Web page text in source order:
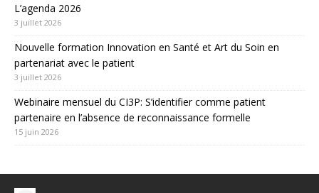
L’agenda 2026
3 juillet 2026
Nouvelle formation Innovation en Santé et Art du Soin en
partenariat avec le patient
3 juillet 2026
Webinaire mensuel du CI3P: S’identifier comme patient
partenaire en l’absence de reconnaissance formelle
15 juin 2026